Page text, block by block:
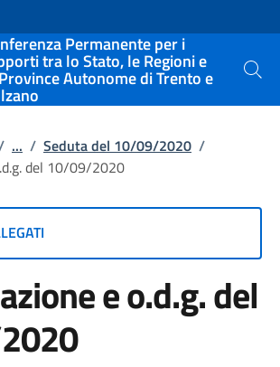
sito
Permanente per i
tra lo Stato, le Regioni e
Autonome di Trento e Cerca
... / Seduta del 10/09/2020 /
del 10/09/2020
e o.d.g. del